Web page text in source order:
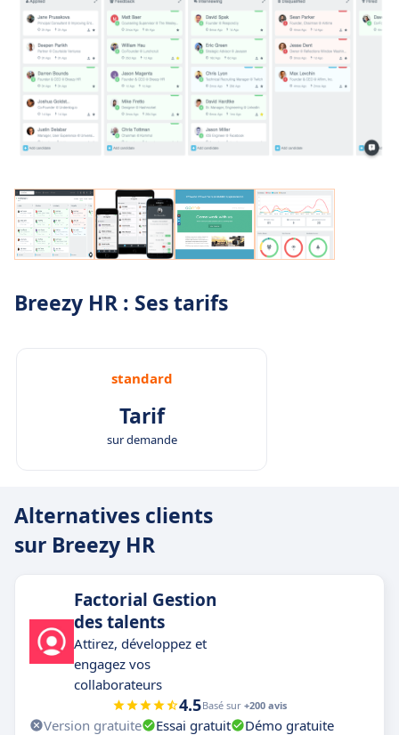
Breezy HR : Ses tarifs
standard
Tarif
sur demande
Alternatives clients
sur Breezy HR
Factorial Gestion
des talents
Attirez, développez et
engagez vos
collaborateurs
4.5Basé sur +200 avis
Version gratuite Essai gratuit
Démo gratuite